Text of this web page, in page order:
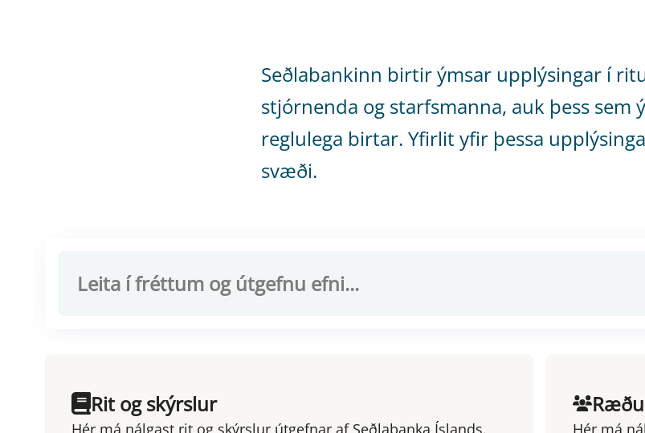
Seðlabankinn birtir ýmsar upplýsingar í
stjórnenda og starfsmanna, auk þess
reglulega birtar. Yfirlit yfir þessa
svæði.
Rit og skýrslur
Hér má nálgast rit og skýrslur útgefnar af Seðlabanka Íslands.
Hér má